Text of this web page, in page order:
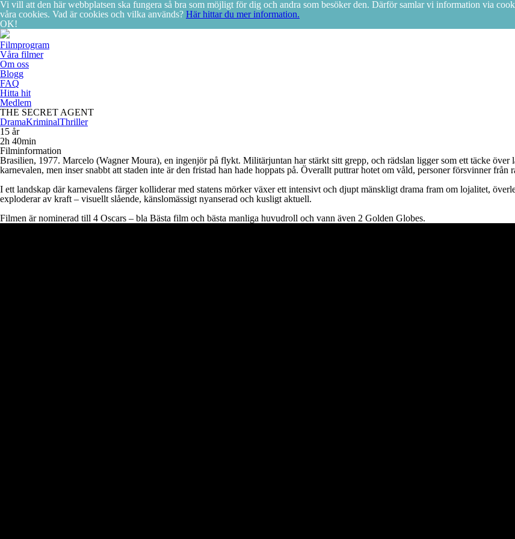
Vi vill att den här webbplatsen ska fungera så bra som möjligt för dig och andra som besöker den. Därför samlar vi information via
våra cookies. Vad är cookies och vilka används? Här hittar du mer information.
OK!
Filmprogram
Våra filmer
Om oss
Blogg
FAQ
Hitta hit
Medlem
THE SECRET AGENT
DramaKriminalThriller
15 år
2h 40min
Filminformation
Brasilien, 1977. Marcelo (Wagner Moura), en ingenjör på flykt. Militärjuntan har stärkt sitt grepp, och rädslan ligger som ett täcke över
karnevalen, men inser snabbt att staden inte är den fristad han hade hoppats på. Överallt puttrar hotet om våld, personer försvinner
I ett landskap där karnevalens färger kolliderar med statens mörker växer ett intensivt och djupt mänskligt drama fram om lojalitet,
exploderar av kraft – visuellt slående, känslomässigt nyanserad och kusligt aktuell.
Filmen är nominerad till 4 Oscars – bla Bästa film och bästa manliga huvudroll och vann även 2 Golden Globes.